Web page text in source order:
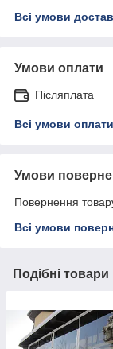
Всі умови
Умови оплати
Післяплата
Всі умови оплати
Умови
Повернення
Всі умови
Подібні товари